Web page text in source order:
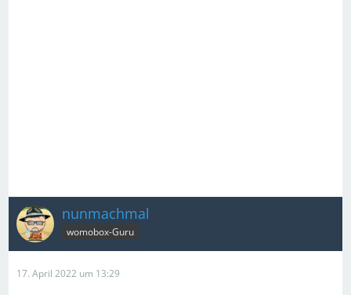
nunmachmal
womobox-Guru
17. April 2022 um 13:29